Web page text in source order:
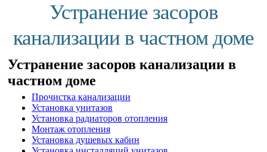
Устранение засоров
канализации в частном доме
Устранение засоров канализации в
частном доме
Прочистка канализации
Установка унитазов
Установка радиаторов отопления
Монтаж отопления
Установка душевых кабин